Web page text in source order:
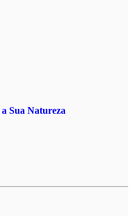
Sua Natureza